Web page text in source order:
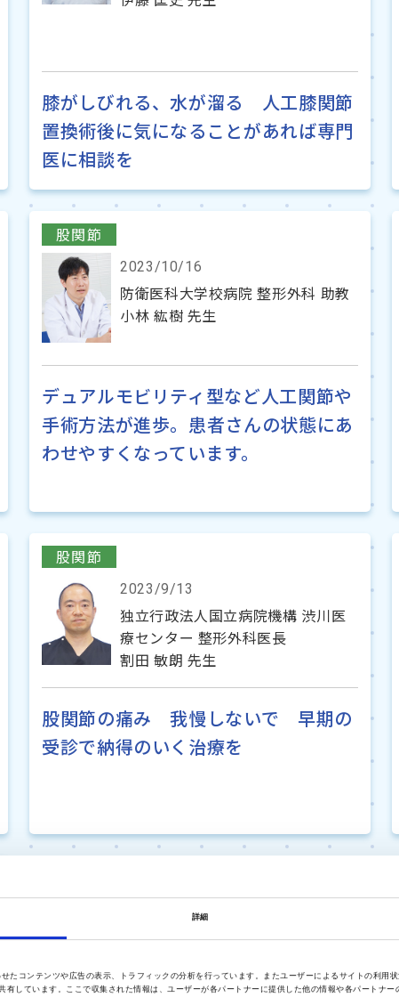
詳細
たコンテンツや広告の表示、トラフィックの分析を行っています。またユーザーによるサイトの利用
有しています。ここで収集された情報は、ユーザーが各パートナーに提供した他の情報や各パートナ
膝がしびれる、水が溜る 人工膝関節
置換術後に気になることがあれば専門
医に相談を
股関節
2023/10/16
防衛医科大学校病院 整形外科 助教
小林 紘樹 先生
デュアルモビリティ型など人工関節や
手術方法が進歩。患者さんの状態にあ
わせやすくなっています。
股関節
2023/9/13
独立行政法人国立病院機構 渋川医
療センター 整形外科医長
割田 敏朗 先生
股関節の痛み 我慢しないで 早期の
受診で納得のいく治療を